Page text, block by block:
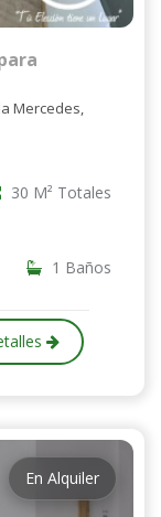
Mercedes,
30 M² Totales
1 Baños
En Alquiler